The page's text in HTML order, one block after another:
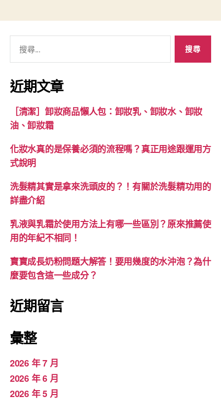
關
鍵
字:
近期文章
［清潔］卸妝商品懶人包：卸妝乳、卸妝水、卸妝
油、卸妝霜
化妝水真的是保養必須的流程嗎？真正用途跟運用方
式說明
洗髮精其實是拿來洗頭皮的？！有關於洗髮精功用的
詳盡介紹
乳液與乳霜於使用方法上有哪一些區別？原來推薦使
用的年紀不相同！
寶寶成長奶粉問題大解答！要用幾度的水沖泡？為什
麼要包含這一些成分？
近期留言
彙整
2026 年 7 月
2026 年 6 月
2026 年 5 月